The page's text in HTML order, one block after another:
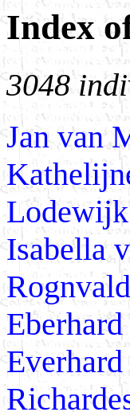
Index
3048
Jan van
Isabella